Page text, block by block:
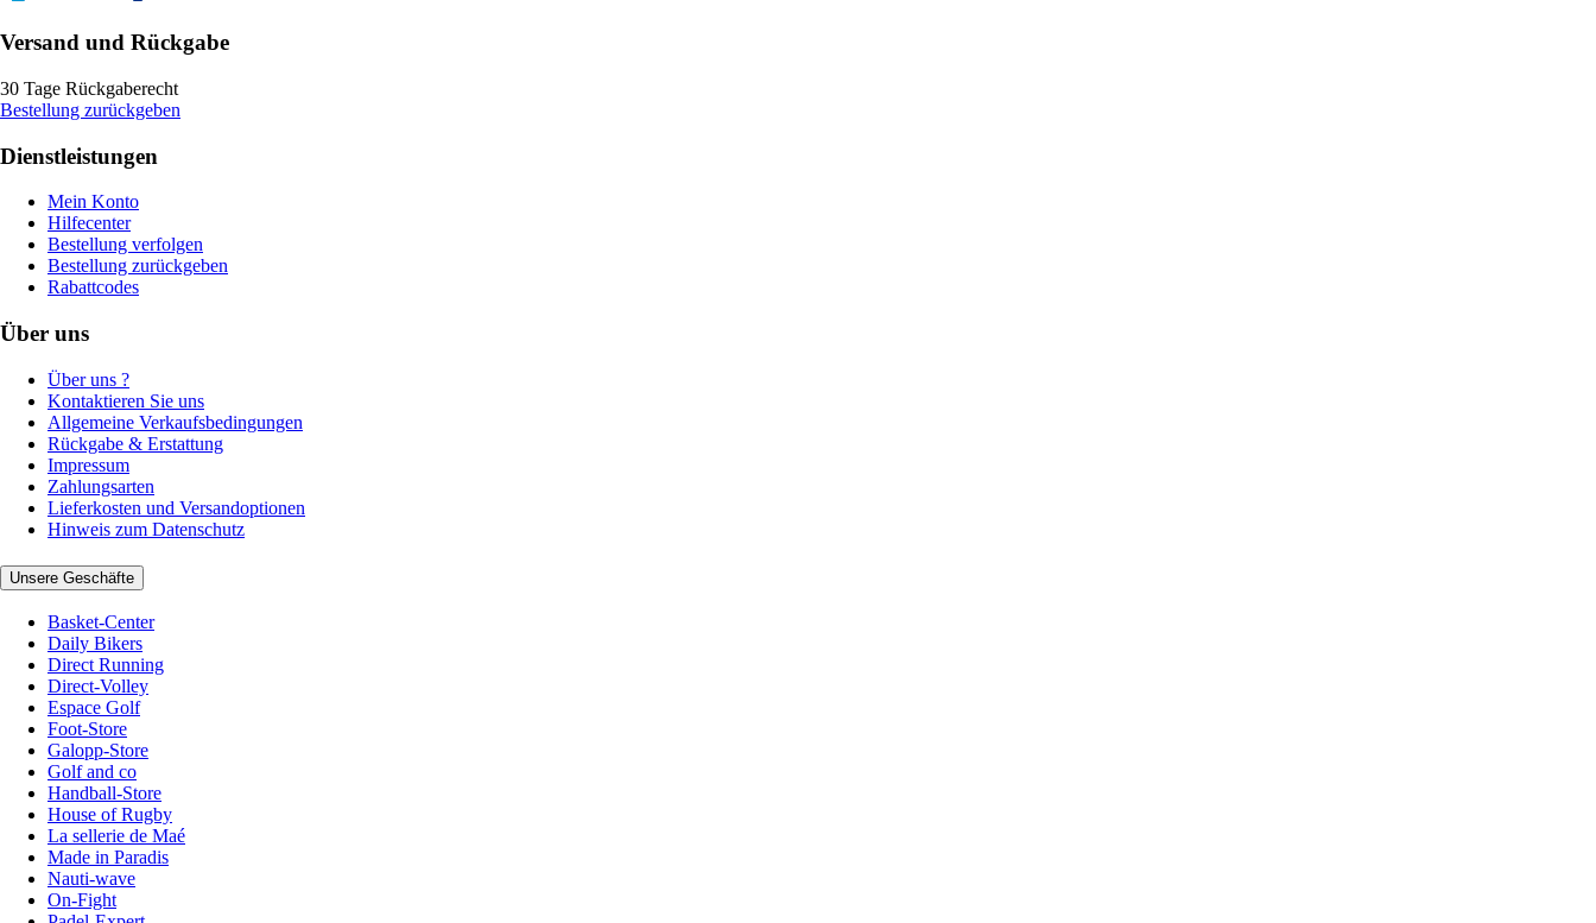
Versand und Rückgabe
30 Tage Rückgaberecht
Bestellung zurückgeben
Dienstleistungen
Mein Konto
Hilfecenter
Bestellung verfolgen
Bestellung zurückgeben
Rabattcodes
Über uns
Über uns ?
Kontaktieren Sie uns
Allgemeine Verkaufsbedingungen
Rückgabe & Erstattung
Impressum
Zahlungsarten
Lieferkosten und Versandoptionen
Hinweis zum Datenschutz
Unsere Geschäfte
Basket-Center
Daily Bikers
Direct Running
Direct-Volley
Espace Golf
Foot-Store
Galopp-Store
Golf and co
Handball-Store
House of Rugby
La sellerie de Maé
Made in Paradis
Nauti-wave
On-Fight